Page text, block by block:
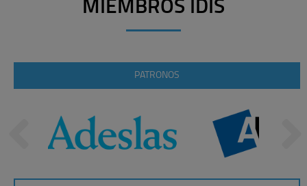
MIEMBROS IDIS
PATRONOS